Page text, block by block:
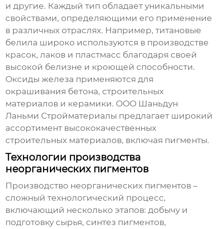
и другие. Каждый тип обладает уникальными
свойствами, определяющими его применение
в различных отраслях. Например, титановые
белила широко используются в производстве
красок, лаков и пластмасс благодаря своей
высокой белизне и кроющей способности.
Оксиды железа применяются для
окрашивания бетона, строительных
материалов и керамики. ООО Шаньдун
Ланьми Стройматериалы предлагает широкий
ассортимент высококачественных
строительных материалов, включая пигменты.
Технологии производства
неорганических пигментов
Производство неорганических пигментов –
сложный технологический процесс,
включающий несколько этапов: добычу и
подготовку сырья, синтез пигментов,